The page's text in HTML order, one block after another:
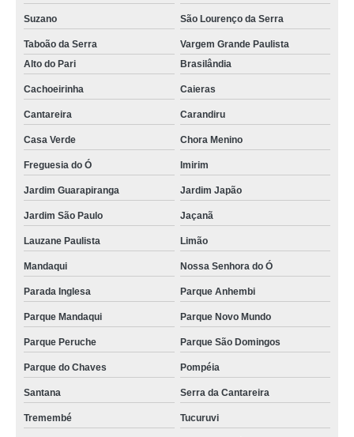
Suzano São Lourenço da Serra
Taboão da Serra
Vargem Grande Paulista
Alto do Pari
Brasilândia
Cachoeirinha Caieras
Cantareira Carandiru
Casa Verde Chora Menino
Freguesia do Ó Imirim
Jardim Guarapiranga Jardim Japão
Jardim São Paulo Jaçanã
Lauzane Paulista Limão
Mandaqui Nossa Senhora do Ó
Parada Inglesa Parque Anhembi
Parque Mandaqui Parque Novo Mundo
Parque Peruche Parque São Domingos
Parque do Chaves Pompéia
Santana Serra da Cantareira
Tremembé Tucuruvi